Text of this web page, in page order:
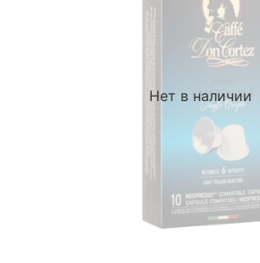
Нет в наличии